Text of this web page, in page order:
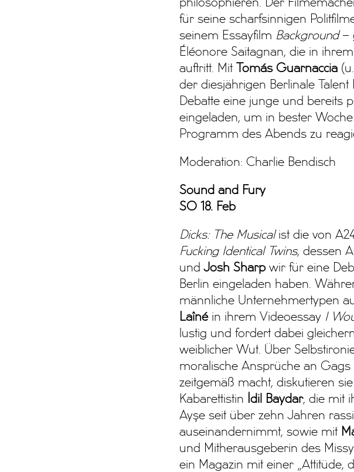
philosophieren. Der
für seine scharfsinnigen
seinem Essayfilm Background–
Éléonore Saitagnan, die in
auftritt. Mit
Tomás Guarnaccia
der diesjährigen Berlinale
Debatte eine junge und bereits
eingeladen, um in bester
Programm des Abends zu
Moderation: Charlie Bendisch
Sound and Fury
SO 18. Feb
Dicks: The Musicalist die von
Fucking Identical Twins, dessen
undJosh Sharpwir für eine
Berlin eingeladen haben.
männliche Unternehmertypen
Laînéin ihrem Videoessay I
lustig und fordert dabei
weiblicher Wut. Über
moralische Ansprüche an Gags
zeitgemäß macht, diskutieren
Kabarettistin İdil Baydar, die mit
Ayşe seit über zehn Jahren
auseinandernimmt, sowie mit
und Mitherausgeberin des
ein Magazin mit einer „Attitüde,